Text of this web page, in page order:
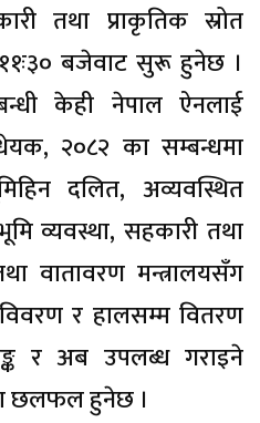
तथा प्राकृतिक स्रोत
बजेवाट सुरू हुनेछ ।
केही नेपाल ऐनलाई
२०८२ का सम्बन्धमा
दलित, अव्यवस्थित
व्यवस्था, सहकारी तथा
वातावरण मन्त्रालयसँग
र हालसम्म वितरण
र अब उपलब्ध गराइने
छलफल हुनेछ ।